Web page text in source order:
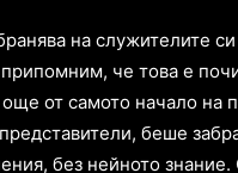
на служителите
че това е
от самото начало на
беше
без нейното